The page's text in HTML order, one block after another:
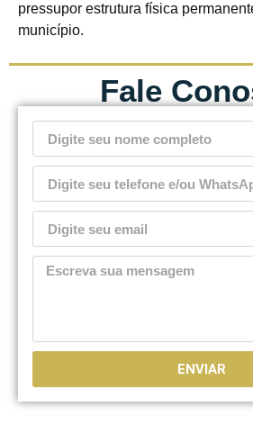
pressupor estrutura física
município.
Fale
ENVIAR